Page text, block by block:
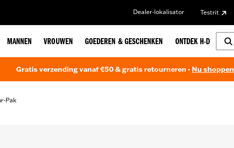
Dealer-lokalisator Testrit
MANNEN VROUWEN GOEDEREN & GESCHENKEN ONTDEK H-D
Gratis verzending vanaf €50 & gratis retourneren - Nu shoppen
Pak